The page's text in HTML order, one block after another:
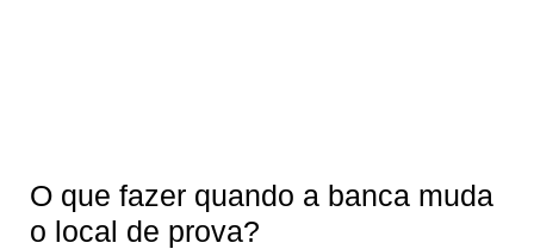
O que fazer quando a banca muda
o local de prova?